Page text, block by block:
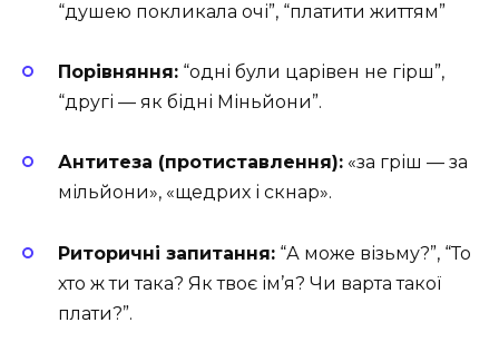
“душею покликала очі”, “платити життям”
Порівняння: “одні були царівен не гірш”,
“другі — як бідні Міньйони”.
Антитеза (протиставлення): «за гріш — за
мільйони», «щедрих і скнар».
Риторичні запитання: “А може візьму?”, “То
хто ж ти така? Як твоє ім’я? Чи варта такої
плати?”.